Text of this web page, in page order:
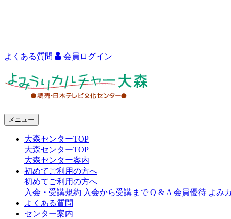
よくある質問 会員ログイン
ャ
メニュー
大森センターTOP
大森センターTOP
大森センター案内
初めてご利用の方へ
初めてご利用の方へ
入会・受講規約 入会から受講まで Q & A 会員優待 よみ
よくある質問
センター案内